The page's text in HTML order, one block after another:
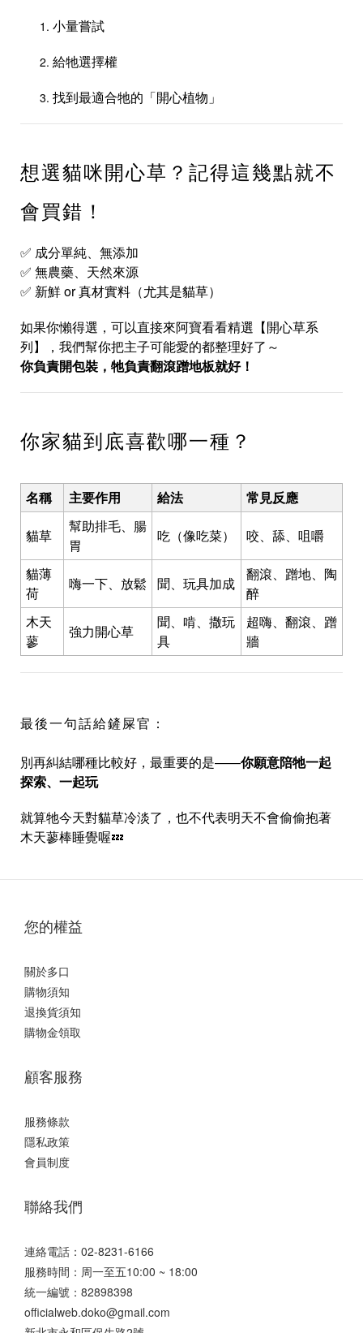
小量嘗試
給牠選擇權
找到最適合牠的「開心植物」
想選貓咪開心草？記得這幾點就不
會買錯！
✅ 成分單純、無添加
✅ 無農藥、天然來源
✅ 新鮮 or 真材實料（尤其是貓草）
如果你懶得選，可以直接來阿寶看看精選【開心草系
列】，我們幫你把主子可能愛的都整理好了～
你負責開包裝，牠負責翻滾蹭地板就好！
你家貓到底喜歡哪一種？
名稱 主要作用 給法 常見反應
貓草
幫助排毛、腸
胃
吃（像吃菜） 咬、舔、咀嚼
貓薄
荷
嗨一下、放鬆 聞、玩具加成
翻滾、蹭地、陶
醉
木天
蓼
強力開心草
聞、啃、撒玩
具
超嗨、翻滾、蹭
牆
最後一句話給鏟屎官：
別再糾結哪種比較好，最重要的是——你願意陪牠一起
探索、一起玩
就算牠今天對貓草冷淡了，也不代表明天不會偷偷抱著
木天蓼棒睡覺喔💤
您的權益
關於多口
購物須知
退換貨須知
購物金領取
顧客服務
服務條款
隱私政策
會員制度
聯絡我們
連絡電話：02-8231-6166
服務時間：周一至五10:00 ~ 18:00
統一編號：82898398
officialweb.doko@gmail.com